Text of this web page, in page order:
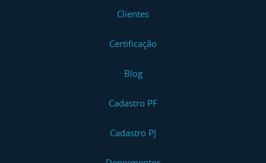
Clientes
Certificação
Blog
Cadastro PF
Cadastro PJ